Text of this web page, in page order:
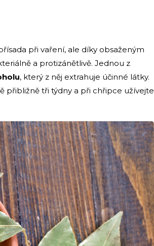
při vaření, ale díky obsaženým
a protizánětlivě. Jednou z
, který z něj extrahuje účinné látky.
přibližně tři týdny a při chřipce užívejte